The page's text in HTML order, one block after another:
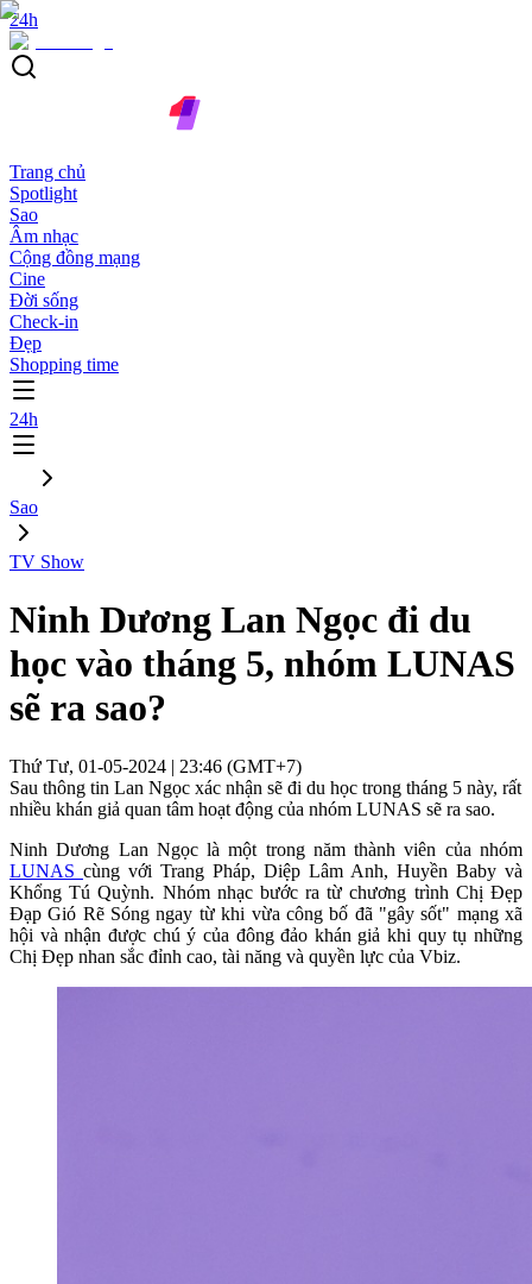
24h
Trang chủ
Spotlight
Sao
Âm nhạc
Cộng đồng mạng
Cine
Đời sống
Check-in
Đẹp
Shopping time
24h
Sao
TV Show
Ninh Dương Lan Ngọc đi du
học vào tháng 5, nhóm LUNAS
sẽ ra sao?
Thứ Tư, 01-05-2024 | 23:46 (GMT+7)
Sau thông tin Lan Ngọc xác nhận sẽ đi du học trong tháng 5 này, rất
nhiều khán giả quan tâm hoạt động của nhóm LUNAS sẽ ra sao.
Ninh Dương Lan Ngọc là một trong năm thành viên của nhóm
LUNAS cùng với Trang Pháp, Diệp Lâm Anh, Huyền Baby và
Khổng Tú Quỳnh. Nhóm nhạc bước ra từ chương trình Chị Đẹp
Đạp Gió Rẽ Sóng ngay từ khi vừa công bố đã "gây sốt" mạng xã
hội và nhận được chú ý của đông đảo khán giả khi quy tụ những
Chị Đẹp nhan sắc đỉnh cao, tài năng và quyền lực của Vbiz.